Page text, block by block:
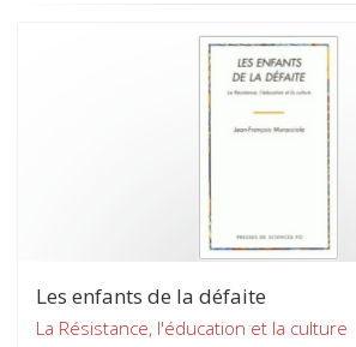
Les enfants de la défaite
La Résistance, l'éducation et la culture